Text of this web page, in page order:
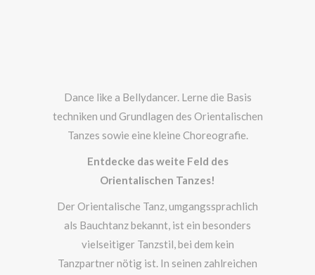
Dance like a Bellydancer. Lerne die Basis
techniken und Grundlagen des Orientalischen
Tanzes sowie eine kleine Choreografie.
Entdecke das weite Feld des
Orientalischen Tanzes!
Der Orientalische Tanz, umgangssprachlich
als Bauchtanz bekannt, ist ein besonders
vielseitiger Tanzstil, bei dem kein
Tanzpartner nötig ist. In seinen zahlreichen